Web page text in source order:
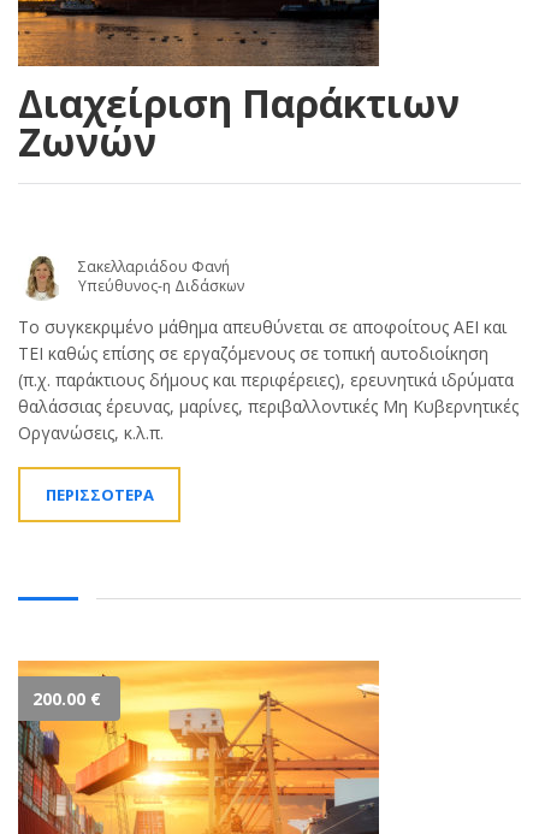
Διαχείριση Παράκτιων
Ζωνών
Σακελλαριάδου Φανή
Υπεύθυνος-η Διδάσκων
Το συγκεκριμένο μάθημα απευθύνεται σε αποφοίτους ΑΕΙ και
ΤΕΙ καθώς επίσης σε εργαζόμενους σε τοπική αυτοδιοίκηση
(π.χ. παράκτιους δήμους και περιφέρειες), ερευνητικά ιδρύματα
θαλάσσιας έρευνας, μαρίνες, περιβαλλοντικές Μη Κυβερνητικές
Οργανώσεις, κ.λ.π.
ΠΕΡΙΣΣΟΤΕΡΑ
200.00 €